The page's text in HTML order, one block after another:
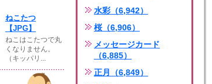
ねこたつ
【JPG】
ねこはこたつで丸
くなりません。
（キッパリ...
水彩（6,942）
桜（6,906）
メッセージカード
（6,885）
正月（6,849）